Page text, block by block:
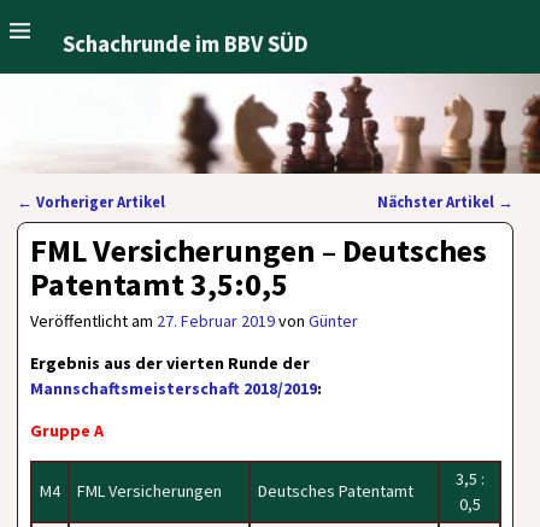
Schachrunde im BBV SÜD
Artikelnavigation
← Vorheriger Artikel Nächster Artikel →
FML Versicherungen – Deutsches
Patentamt 3,5:0,5
Veröffentlicht am 27. Februar 2019vonGünter
Ergebnis aus der vierten Runde der
Mannschaftsmeisterschaft 2018/2019:
Gruppe A
M4 FML Versicherungen Deutsches Patentamt
3,5 :
0,5